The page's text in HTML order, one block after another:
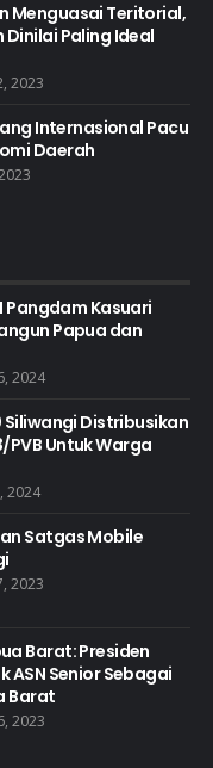
Menguasai Teritorial,
Paling Ideal
2023
Internasional Pacu
Daerah
Pangdam Kasuari
Papua dan
2024
Siliwangi Distribusikan
PVB Untuk Warga
2024
Satgas Mobile
2023
Barat: Presiden
ASN Senior Sebagai
Barat
2023